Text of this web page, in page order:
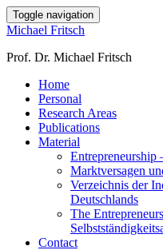
Toggle navigation
Michael Fritsch
Prof. Dr. Michael Fritsch
Home
Personal
Research Areas
Publications
Material
Marktversagen
Verzeichnis der
Deutschlands
The
Contact